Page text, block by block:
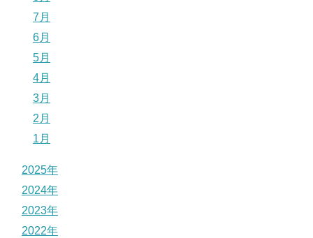
7月
6月
5月
4月
3月
2月
1月
2025年
2024年
2023年
2022年